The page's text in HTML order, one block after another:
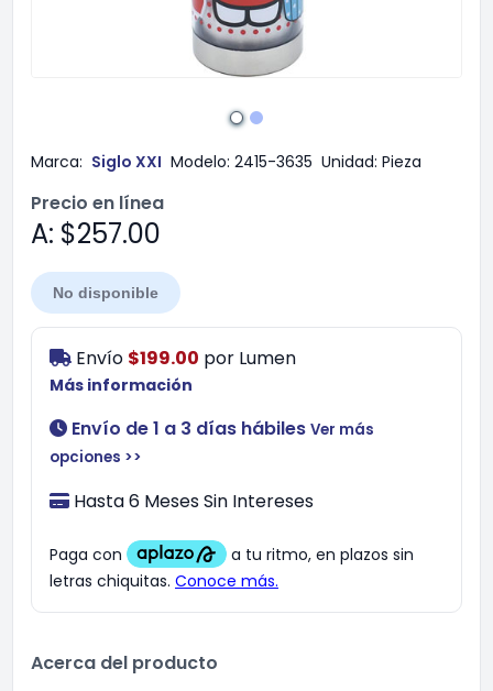
Marca: Siglo XXI Modelo: 2415-3635 Unidad: Pieza
Precio en línea
A: $257.00
No disponible
Envío $199.00 por Lumen
Más información
Envío de 1 a 3 días hábiles Ver más
opciones >>
Hasta 6 Meses Sin Intereses
Acerca del producto